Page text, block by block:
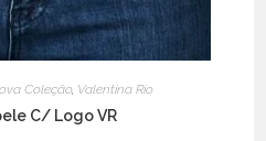
Coleção, Valentina Rio
C/ Logo VR